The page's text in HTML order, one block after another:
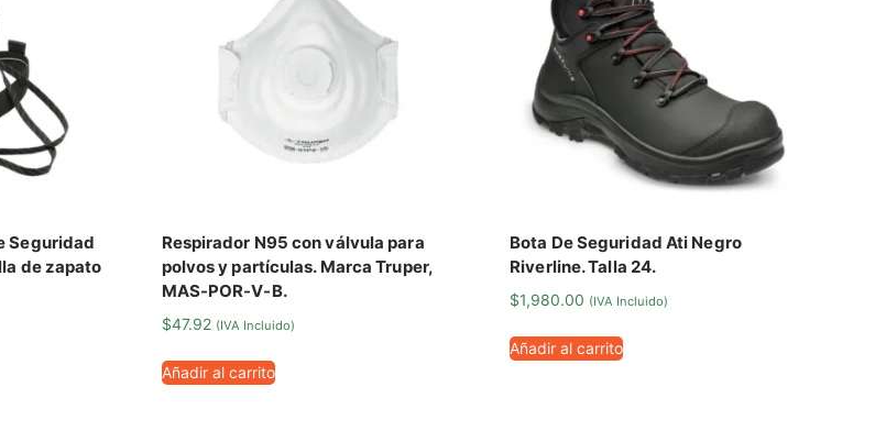
Seguridad
de zapato
Respirador N95 con válvula para
polvos y partículas. Marca Truper,
MAS-POR-V-B.
$47.92 (IVA Incluido)
Añadir al carrito
Bota De Seguridad Ati Negro
Riverline. Talla 24.
$1,980.00 (IVA Incluido)
Añadir al carrito